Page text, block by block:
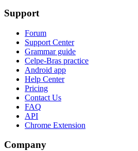
Support
Forum
Support Center
Grammar guide
Celpe-Bras practice
Android app
Help Center
Pricing
Contact Us
FAQ
API
Chrome Extension
Company